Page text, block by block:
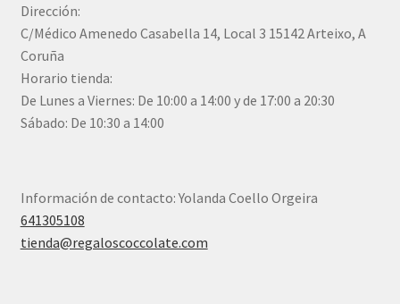
Dirección:
C/Médico Amenedo Casabella 14, Local 3 15142 Arteixo, A
Coruña
Horario tienda:
De Lunes a Viernes: De 10:00 a 14:00 y de 17:00 a 20:30
Sábado: De 10:30 a 14:00
Información de contacto: Yolanda Coello Orgeira
641305108
tienda@regaloscoccolate.com